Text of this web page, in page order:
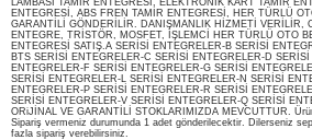
LAMBASI TAMİR ENTEGRESİ, ELEKTRONİK KART TAMİR
ENTEGRESİ, ABS FREN TAMİR ENTEGRESİ, HER TÜRLÜ
GARANTİLİ GÖNDERİLİR. DANIŞMANLIK HİZMETİ VERİLİR,
ENTEGRE, TRİSTÖR, MOSFET, İŞLEMCİ HER TÜRLÜ OTO
ENTEGRESİ SATIŞ.A SERİSİ ENTEGRELER-B SERİSİ
BTS SERİSİ ENTEGRELER-C SERİSİ ENTEGRELER-D SERİSİ
ENTEGRELER-F SERİSİ ENTEGRELER-G SERİSİ
SERİSİ ENTEGRELER-L SERİSİ ENTEGRELER-N SERİSİ
ENTEGRELER-P SERİSİ ENTEGRELER-R SERİSİ
SERİSİ ENTEGRELER-V SERİSİ ENTEGRELER-Q SERİSİ
ORiJİNAL VE GARANTİLİ STOKLARIMIZDA MEVCUTTUR.
Sipariş vermeniz durumunda 1 adet gönderilecektir. Dilerseniz
fazla sipariş verebilirsiniz.